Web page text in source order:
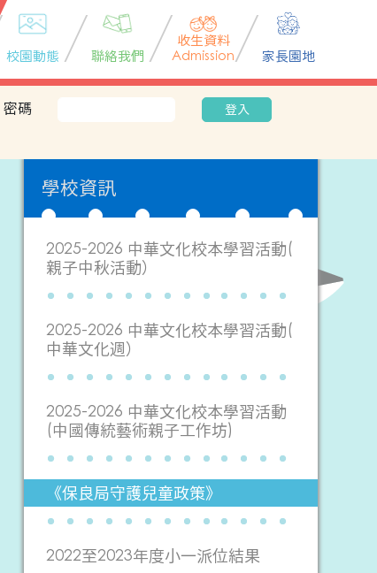
校園動態 聯絡我們
收生資料
Admission
家長園地
密碼 登入
學校資訊
2025-2026 中華文化校本學習活動(
親子中秋活動）
2025-2026 中華文化校本學習活動(
中華文化週）
2025-2026 中華文化校本學習活動
(中國傳統藝術親子工作坊)
《保良局守護兒童政策》
2022至2023年度小一派位結果